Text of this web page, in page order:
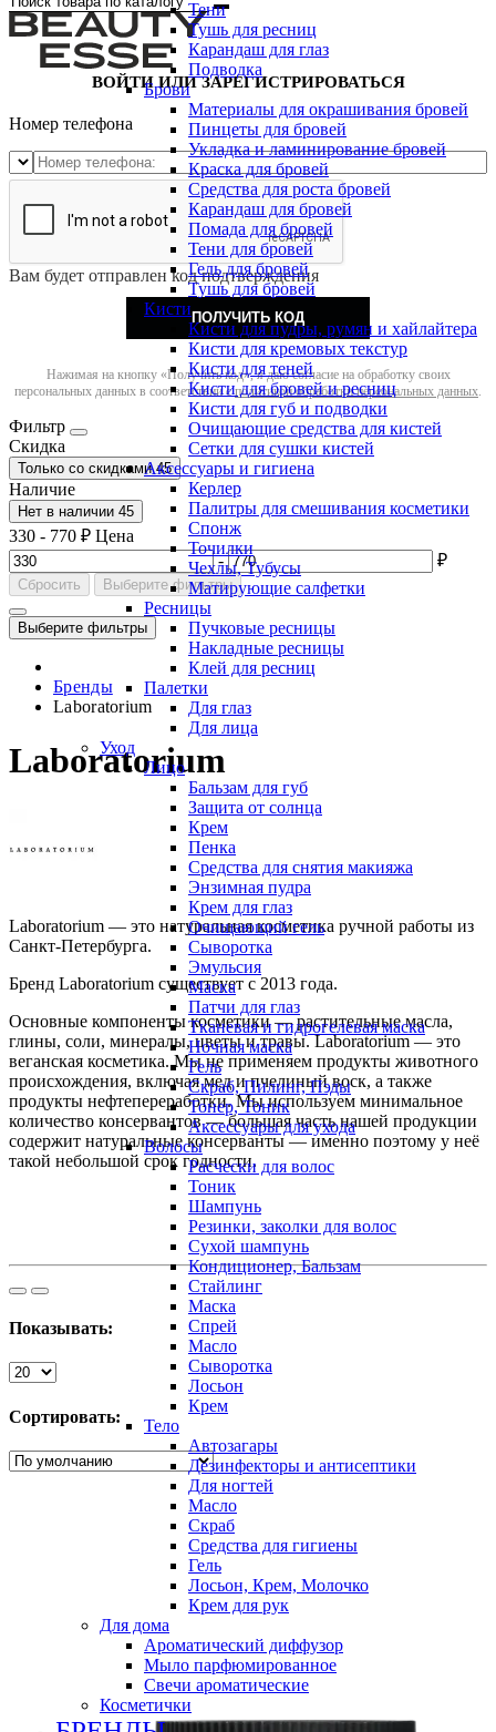
Тени
Тушь для ресниц
Карандаш для глаз
Подводка
Брови
Материалы для окрашивания бровей
Пинцеты для бровей
Укладка и ламинирование бровей
Краска для бровей
Средства для роста бровей
Карандаш для бровей
Помада для бровей
Тени для бровей
Гель для бровей
Тушь для бровей
Кисти
Кисти для пудры, румян и хайлайтера
Кисти для кремовых текстур
Кисти для теней
Кисти для бровей и ресниц
Кисти для губ и подводки
Очищающие средства для кистей
Сетки для сушки кистей
Аксессуары и гигиена
Керлер
Палитры для смешивания косметики
Спонж
Точилки
Чехлы, Тубусы
Матирующие салфетки
Ресницы
Пучковые ресницы
Накладные ресницы
Клей для ресниц
Палетки
Для глаз
Для лица
Уход
Лицо
Бальзам для губ
Защита от солнца
Крем
Пенка
Средства для снятия макияжа
Энзимная пудра
Крем для глаз
Очищающий гель
Сыворотка
Эмульсия
Маска
Патчи для глаз
Тканевая и гидрогелевая маска
Ночная маска
Гель
Скраб, Пилинг, Пэды
Тонер, Тоник
Аксессуары для ухода
Волосы
Расчески для волос
Тоник
Шампунь
Резинки, заколки для волос
Сухой шампунь
Кондиционер, Бальзам
Стайлинг
Маска
Спрей
Масло
Сыворотка
Лосьон
Крем
Тело
Автозагары
Дезинфекторы и антисептики
Для ногтей
Масло
Скраб
Средства для гигиены
Гель
Лосьон, Крем, Молочко
Крем для рук
Для дома
Ароматический диффузор
Мыло парфюмированное
Свечи ароматические
Косметички
ВОЙТИ ИЛИ ЗАРЕГИСТРИРОВАТЬСЯ
Номер телефона
Вам будет отправлен код подтверждения
ПОЛУЧИТЬ КОД
Нажимая на кнопку «Получить код», я даю согласие на обработку своих
персональных данных в соответствии сполитикой обработки персональных данных.
Фильтр
Скидка
Только со cкидками 45
Наличие
Нет в наличии 45
330 - 770 ₽ Цена
-
₽
Сбросить Выберите фильтры
Выберите фильтры
Бренды
Laboratorium
Laboratorium
Laboratorium — это натуральная косметика ручной работы из
Санкт-Петербурга.
Бренд Laboratorium существует с 2013 года.
Основные компоненты косметики — растительные масла,
глины, соли, минералы, цветы и травы. Laboratorium — это
веганская косметика. Мы не применяем продукты животного
происхождения, включая мед и пчелиный воск, а также
продукты нефтепереработки. Мы используем минимальное
количество консервантов — большая часть нашей продукции
содержит натуральные консерванты — именно поэтому у неё
такой небольшой срок годности.
Показывать:
Сортировать: